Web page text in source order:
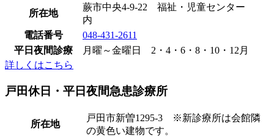
所在地
蕨市中央4-9-22 福祉・児童センター
内​
電話番号
048-431-2611
平日夜間診療
月曜～金曜日 2・4・6・8・10・12月​
詳しくはこちら
戸田休日・平日夜間急患診療所
所在地
戸田市新曽1295-3 ※新診療所は会館隣
の黄色い建物です。